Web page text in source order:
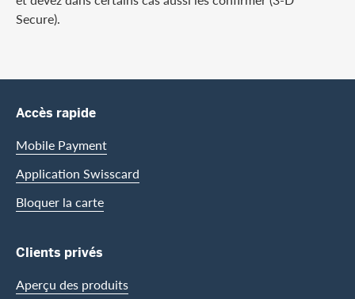
Secure).
Footer
Footer Navigation
Accès rapide
Mobile Payment
Application Swisscard
Bloquer la carte
Clients privés
Aperçu des produits